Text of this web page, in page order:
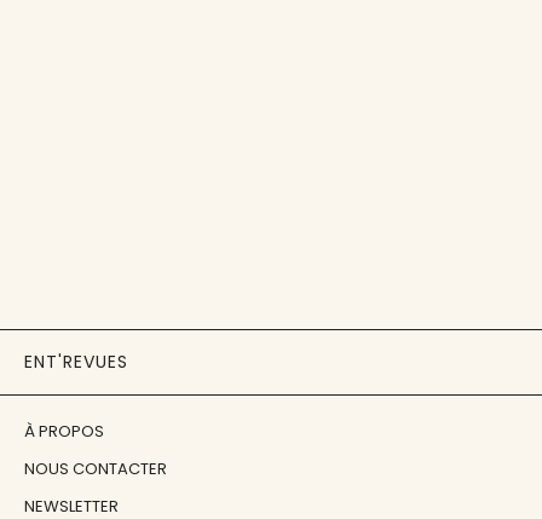
ENT'REVUES
À PROPOS
NOUS CONTACTER
NEWSLETTER